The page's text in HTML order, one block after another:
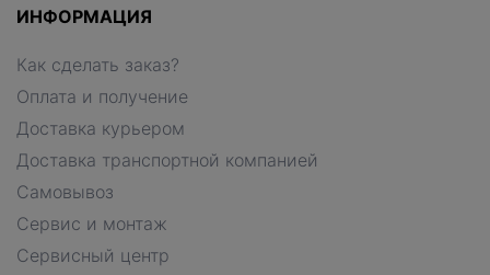
ИНФОРМАЦИЯ
Как сделать заказ?
Оплата и получение
Доставка курьером
Доставка транспортной компанией
Самовывоз
Сервис и монтаж
Сервисный центр